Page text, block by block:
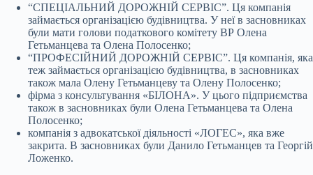
“СПЕЦІАЛЬНИЙ ДОРОЖНІЙ СЕРВІС”. Ця компанія
займається організацією будівництва. У неї в засновниках
були мати голови податкового комітету ВР Олена
Гетьманцева та Олена Полосенко;
“ПРОФЕСІЙНИЙ ДОРОЖНІЙ СЕРВІС”. Ця компанія, яка
теж займається організацією будівництва, в засновниках
також мала Олену Гетьманцеву та Олену Полосенко;
фірма з консультування «БІЛОНА». У цього підприємства
також в засновниках були Олена Гетьманцева та Олена
Полосенко;
компанія з адвокатської діяльності «ЛОГЕС», яка вже
закрита. В засновниках були Данило Гетьманцев та Георгій
Ложенко.